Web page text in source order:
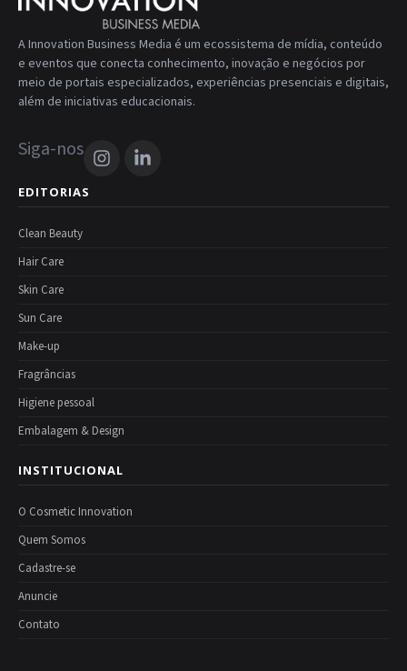
A Innovation Business Media é um ecossistema de mídia, conteúdo
e eventos que conecta conhecimento, inovação e negócios por
meio de portais especializados, experiências presenciais e digitais,
além de iniciativas educacionais.
Siga-nos
EDITORIAS
Clean Beauty
Hair Care
Skin Care
Sun Care
Make-up
Fragrâncias
Higiene pessoal
Embalagem & Design
INSTITUCIONAL
O Cosmetic Innovation
Quem Somos
Cadastre-se
Anuncie
Contato